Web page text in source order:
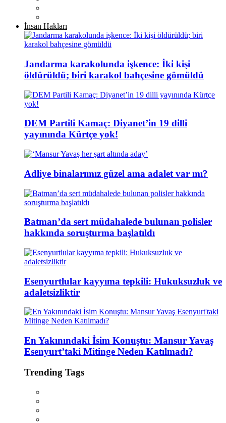
İnsan Hakları
Jandarma karakolunda işkence: İki kişi
öldürüldü; biri karakol bahçesine gömüldü
DEM Partili Kamaç: Diyanet’in 19 dilli
yayınında Kürtçe yok!
Adliye binalarımız güzel ama adalet var mı?
Batman’da sert müdahalede bulunan polisler
hakkında soruşturma başlatıldı
Esenyurtlular kayyıma tepkili: Hukuksuzluk ve
adaletsizliktir
En Yakınındaki İsim Konuştu: Mansur Yavaş
Esenyurt’taki Mitinge Neden Katılmadı?
Trending Tags